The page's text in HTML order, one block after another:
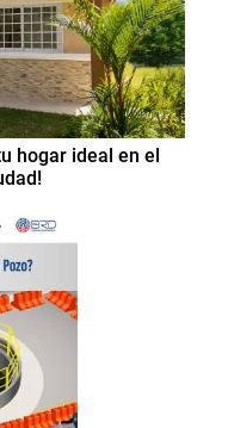
hogar ideal en el